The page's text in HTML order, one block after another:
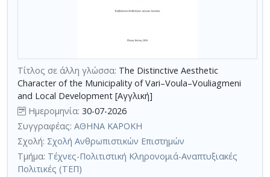
Τίτλος σε άλλη γλώσσα: The Distinctive Aesthetic
Character of the Municipality of Vari–Voula–Vouliagmeni
and Local Development [Αγγλική]
Ημερομηνία: 30-07-2026
Συγγραφέας: ΑΘΗΝΑ ΚΑΡΟΚΗ
Σχολή: Σχολή Ανθρωπιστικών Επιστημών
Τμήμα: Τέχνες-Πολιτιστική Κληρονομιά-Αναπτυξιακές
Πολιτικές (ΤΕΠ)